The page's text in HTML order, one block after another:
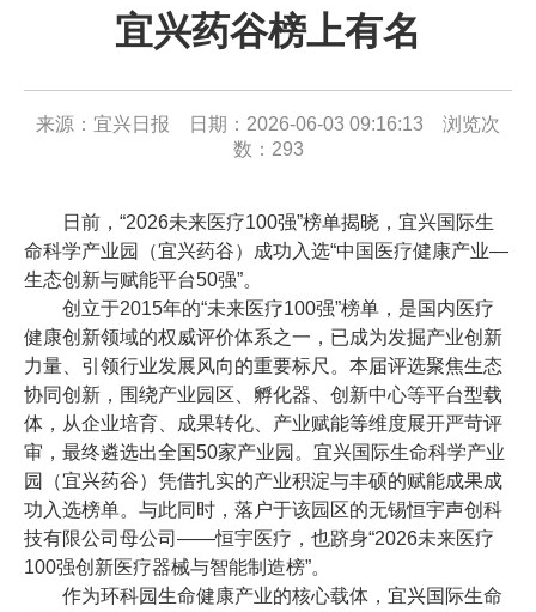
宜兴药谷榜上有名
来源：宜兴日报 日期：2026-06-03 09:16:13 浏览次
数： 293
日前，“2026未来医疗100强”榜单揭晓，宜兴国际生
命科学产业园（宜兴药谷）成功入选“中国医疗健康产业—
生态创新与赋能平台50强”。
创立于2015年的“未来医疗100强”榜单，是国内医疗
健康创新领域的权威评价体系之一，已成为发掘产业创新
力量、引领行业发展风向的重要标尺。本届评选聚焦生态
协同创新，围绕产业园区、孵化器、创新中心等平台型载
体，从企业培育、成果转化、产业赋能等维度展开严苛评
审，最终遴选出全国50家产业园。宜兴国际生命科学产业
园（宜兴药谷）凭借扎实的产业积淀与丰硕的赋能成果成
功入选榜单。与此同时，落户于该园区的无锡恒宇声创科
技有限公司母公司——恒宇医疗，也跻身“2026未来医疗
100强创新医疗器械与智能制造榜”。
作为环科园生命健康产业的核心载体，宜兴国际生命